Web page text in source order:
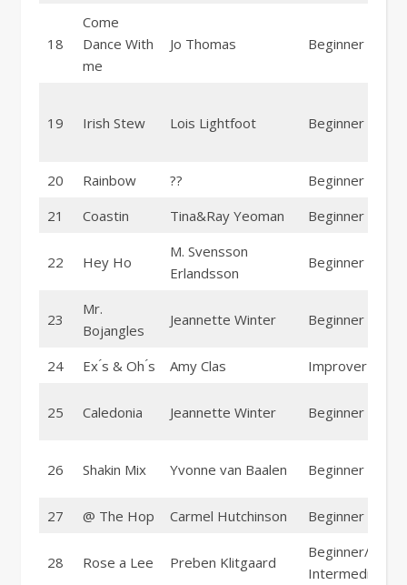
18
Come
Dance With
me
Jo Thomas Beginner
19 Irish Stew Lois Lightfoot Beginner
20 Rainbow ??
Beginner
21
Coastin Tina&Ray Yeoman Beginner
22 Hey Ho
M. Svensson
Erlandsson
Beginner
23
Mr.
Bojangles
Jeannette Winter Beginner
24 Ex ́s & Oh ́s Amy Clas Improver
25 Caledonia Jeannette Winter Beginner
26 Shakin Mix Yvonne van Baalen Beginner
27 @ The Hop Carmel Hutchinson Beginner
28 Rose a Lee Preben Klitgaard
Beginner/
Intermediate